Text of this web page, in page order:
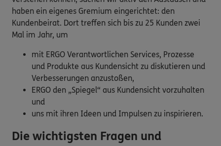
haben ein eigenes Gremium eingerichtet: den
Kundenbeirat. Dort treffen sich bis zu 25 Kunden zwei
Mal im Jahr, um
mit ERGO Verantwortlichen Services, Prozesse
und Produkte aus Kundensicht zu diskutieren und
Verbesserungen anzustoßen,
ERGO den „Spiegel“ aus Kundensicht vorzuhalten
und
uns mit ihren Ideen und Impulsen zu inspirieren.
Die wichtigsten Fragen und